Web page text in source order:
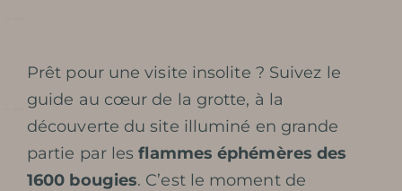
Découvrir la
grotte
Prêt pour une visite insolite ? Suivez le
guide au cœur de la grotte, à la
découverte du site illuminé en grande
partie par lesflammes éphémères des
1600 bougies. C’est le moment de